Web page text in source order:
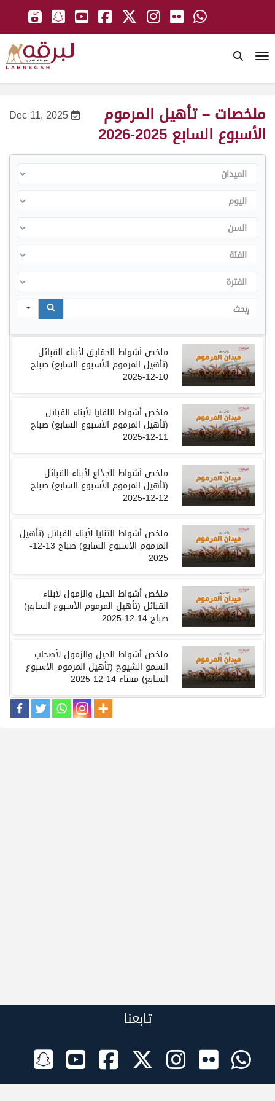
Dec 11, 2025 ملخصات – تأهيل المرموم
الأسبوع السابع 2025-2026
الميدان
اليوم
السن
الفئة
الفترة
Search
ملخص أشواط الحقايق لأبناء القبائل
(تأهيل المرموم الأسبوع السابع)صباح
10-12-2025
ملخص أشواط اللقايا لأبناء القبائل
(تأهيل المرموم الأسبوع السابع)صباح
11-12-2025
ملخص أشواط الجذاع لأبناء القبائل
(تأهيل المرموم الأسبوع السابع)صباح
12-12-2025
ملخص أشواط الثنايا لأبناء القبائل (تأهيل
المرموم الأسبوع السابع)صباح 13-12-
2025
ملخص أشواط الحيل والزمول لأبناء
القبائل (تأهيل المرموم الأسبوع السابع)
صباح14-12-2025
ملخص أشواط الحيل والزمول لأصحاب
السمو الشيوخ (تأهيل المرموم الأسبوع
السابع)مساء 14-12-2025
تابعنا